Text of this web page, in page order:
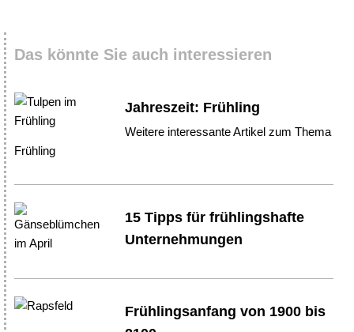
Das könnte Sie auch interessieren
Jahreszeit: Frühling
Weitere interessante Artikel zum Thema
Frühling
15 Tipps für frühlingshafte
Unternehmungen
Frühlingsanfang von 1900 bis